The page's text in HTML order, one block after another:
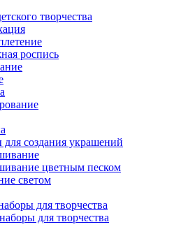
творчества
роспись
создания украшений
цветным песком
светом
для творчества
для творчества